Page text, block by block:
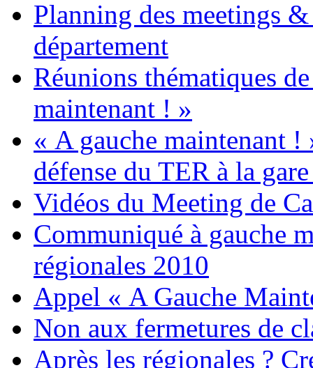
Planning des meetings
département
Réunions thématiques
maintenant ! »
« A gauche maintenant
défense du TER à la
Vidéos du Meeting de
Communiqué à gauche
régionales 2010
Appel « A Gauche
Non aux fermetures de
Après les régionales ?